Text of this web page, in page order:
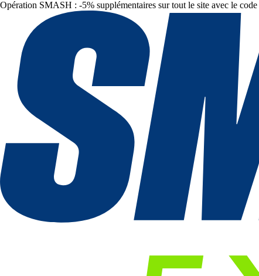
Opération SMASH : -5% supplémentaires sur tout le site avec le code